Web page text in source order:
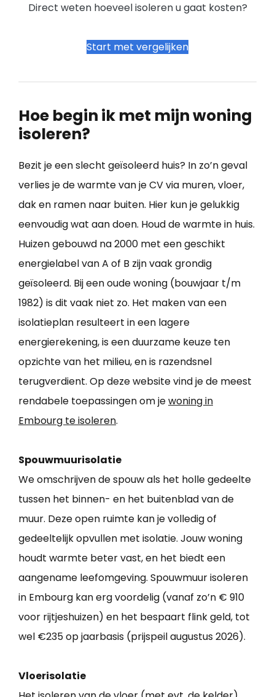
Direct weten hoeveel isoleren u gaat kosten?
Start met vergelijken
Hoe begin ik met mijn woning
isoleren?
Bezit je een slecht geïsoleerd huis? In zo’n geval
verlies je de warmte van je CV via muren, vloer,
dak en ramen naar buiten. Hier kun je gelukkig
eenvoudig wat aan doen. Houd de warmte in huis.
Huizen gebouwd na 2000 met een geschikt
energielabel van A of B zijn vaak grondig
geïsoleerd. Bij een oude woning (bouwjaar t/m
1982) is dit vaak niet zo. Het maken van een
isolatieplan resulteert in een lagere
energierekening, is een duurzame keuze ten
opzichte van het milieu, en is razendsnel
terugverdient. Op deze website vind je de meest
rendabele toepassingen om jewoning in
Embourg te isoleren.
Spouwmuurisolatie
We omschrijven de spouw als het holle gedeelte
tussen het binnen- en het buitenblad van de
muur. Deze open ruimte kan je volledig of
gedeeltelijk opvullen met isolatie. Jouw woning
houdt warmte beter vast, en het biedt een
aangename leefomgeving. Spouwmuur isoleren
in Embourg kan erg voordelig (vanaf zo’n € 910
voor rijtjeshuizen) en het bespaart flink geld, tot
wel €235 op jaarbasis (prijspeil augustus 2026).
Vloerisolatie